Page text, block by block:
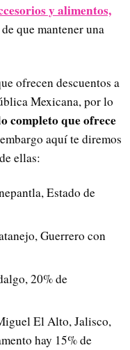
y alimentos,
que mantener una
ofrecen descuentos a
Mexicana, por lo
completo que ofrece
aquí te diremos
ellas:
Estado de
Guerrero con
20% de
El Alto, Jalisco,
hay 15% de